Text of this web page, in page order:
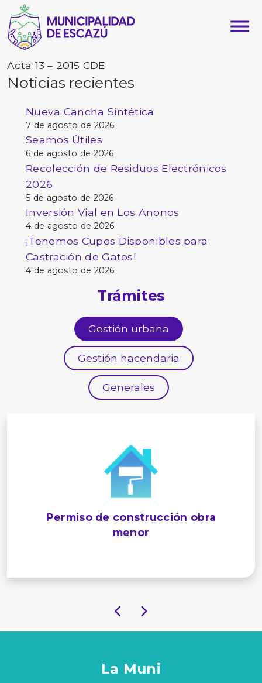
Acta 13 – 2015 CDE
Noticias recientes
Nueva Cancha Sintética
7 de agosto de 2026
Seamos Útiles
6 de agosto de 2026
Recolección de Residuos Electrónicos
2026
5 de agosto de 2026
Inversión Vial en Los Anonos
4 de agosto de 2026
¡Tenemos Cupos Disponibles para
Castración de Gatos!
4 de agosto de 2026
Trámites
Gestión urbana
Gestión hacendaria
Generales
Permiso de construcción obra
menor
La Muni